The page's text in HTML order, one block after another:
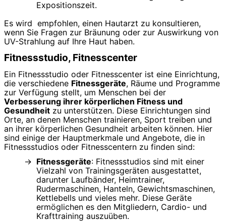
Expositionszeit.
Es wird empfohlen, einen Hautarzt zu konsultieren,
wenn Sie Fragen zur Bräunung oder zur Auswirkung von
UV-Strahlung auf Ihre Haut haben.
Fitnessstudio, Fitnesscenter
Ein Fitnessstudio oder Fitnesscenter ist eine Einrichtung,
die verschiedene Fitnessgeräte, Räume und Programme
zur Verfügung stellt, um Menschen bei der
Verbesserung ihrer körperlichen Fitness und
Gesundheit zu unterstützen. Diese Einrichtungen sind
Orte, an denen Menschen trainieren, Sport treiben und
an ihrer körperlichen Gesundheit arbeiten können. Hier
sind einige der Hauptmerkmale und Angebote, die in
Fitnessstudios oder Fitnesscentern zu finden sind:
Fitnessgeräte: Fitnessstudios sind mit einer
Vielzahl von Trainingsgeräten ausgestattet,
darunter Laufbänder, Heimtrainer,
Rudermaschinen, Hanteln, Gewichtsmaschinen,
Kettlebells und vieles mehr. Diese Geräte
ermöglichen es den Mitgliedern, Cardio- und
Krafttraining auszuüben.